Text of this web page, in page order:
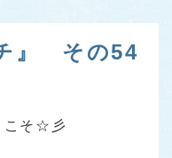
』 その54
こそ☆彡